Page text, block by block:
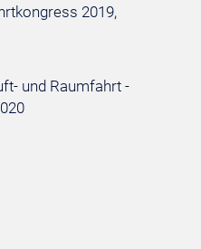
2019,
und Raumfahrt -